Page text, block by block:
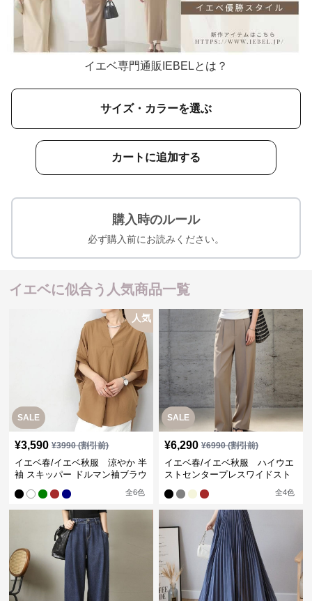
イエベ専門通販IEBELとは？
サイズ・カラーを選ぶ
カートに追加する
購入時のルール
必ず購入前にお読みください。
イエベに似合う人気商品一覧
SALE
人気
¥3,590 ¥3990(割引前)
イエベ春/イエベ秋服 涼やか 半
袖 スキッパー ドルマン袖ブラウ
全6色
SALE
¥6,290 ¥6990(割引前)
イエベ春/イエベ秋服 ハイウエ
ストセンタープレスワイドスト
全4色